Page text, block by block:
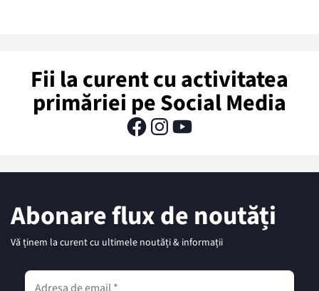
Fii la curent cu activitatea
primăriei pe Social Media
Abonare flux de noutăți
Vă ținem la curent cu ultimele noutăți & informații